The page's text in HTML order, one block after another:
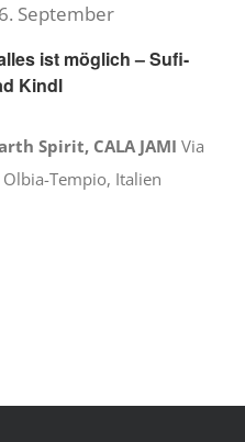
ist möglich – Sufi-
Kindl
September
Spirit, CALA JAMI Via
Tempio, Italien